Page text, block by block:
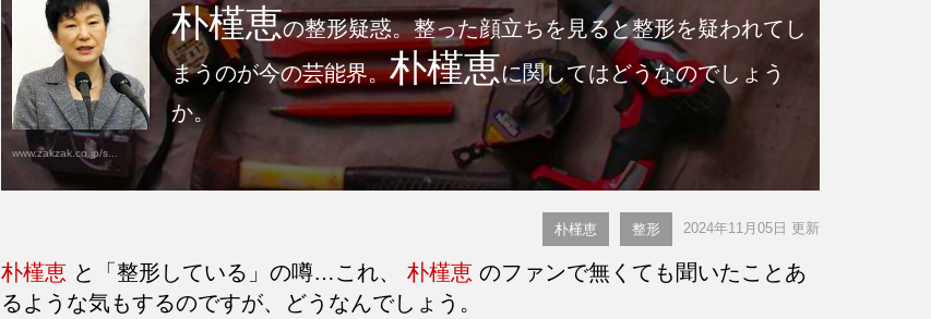
www.zakzak.co.jp/s...
朴槿恵の整形疑惑。整った顔立ちを見ると整形を疑われてし
まうのが今の芸能界。朴槿恵に関してはどうなのでしょう
か。
朴槿恵 整形 2024年11月05日 更新
朴槿恵 と「整形している」の噂…これ、 朴槿恵 のファンで無くても聞いたことあ
るような気もするのですが、どうなんでしょう。